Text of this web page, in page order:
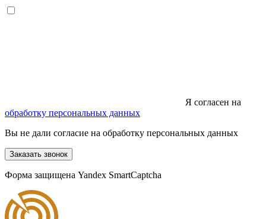
Я согласен на
обработку персональных данных
Вы не дали согласие на обработку персональных данных
Заказать звонок
Форма защищена Yandex SmartCaptcha